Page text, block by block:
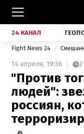
24 КАНАЛ
Fight News 24
14 апреля, 19:36 2
"Против
людей":
россиян,